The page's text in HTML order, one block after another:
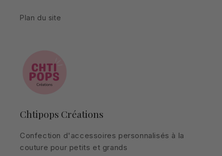
Plan du site
Chtipops Créations
Confection d'accessoires personnalisés à la
couture pour petits et grands